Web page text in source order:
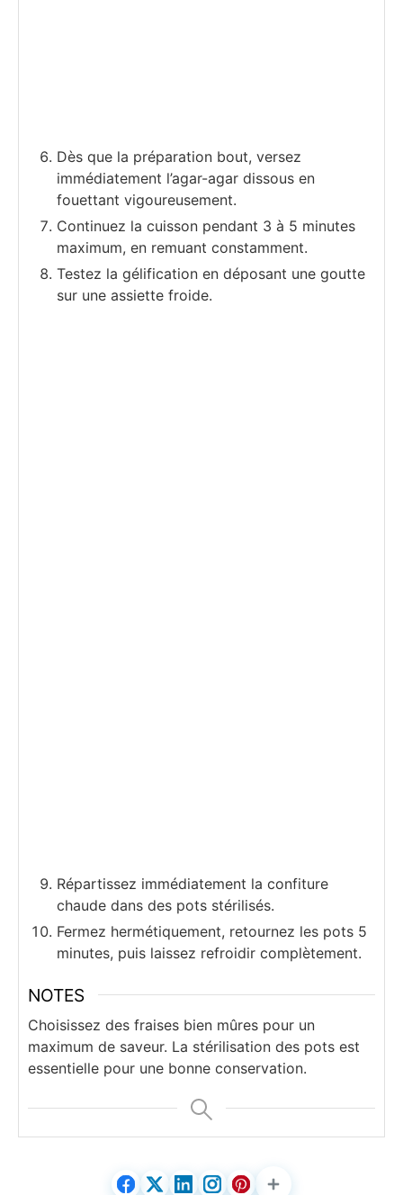
Dès que la préparation bout, versez
immédiatement l’agar-agar dissous en
fouettant vigoureusement.
Continuez la cuisson pendant 3 à 5 minutes
maximum, en remuant constamment.
Testez la gélification en déposant une goutte
sur une assiette froide.
Répartissez immédiatement la confiture
chaude dans des pots stérilisés.
Fermez hermétiquement, retournez les pots 5
minutes, puis laissez refroidir complètement.
NOTES
Choisissez des fraises bien mûres pour un
maximum de saveur. La stérilisation des pots est
essentielle pour une bonne conservation.